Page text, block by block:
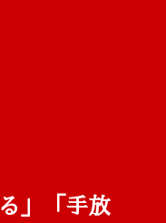
」「手放